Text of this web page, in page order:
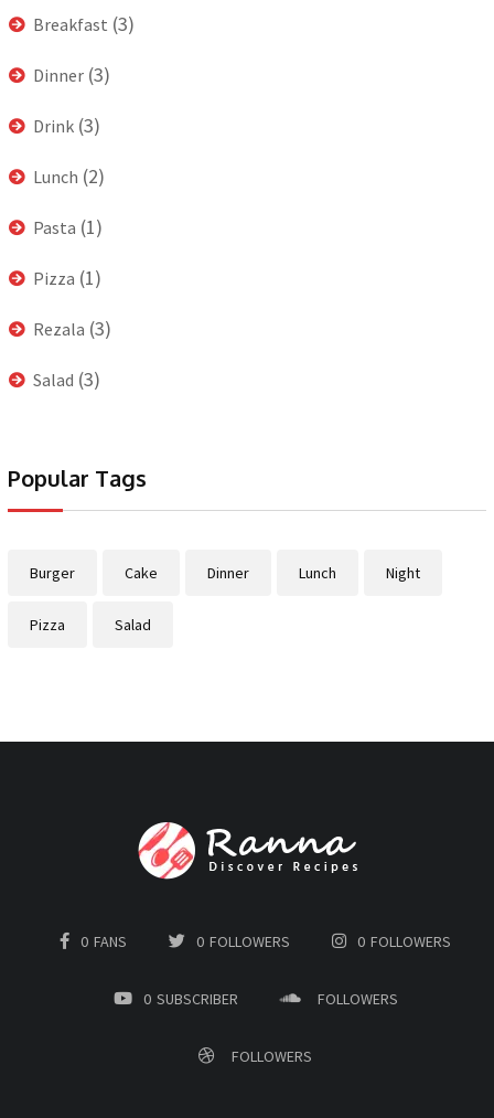
Breakfast (3)
Dinner (3)
Drink (3)
Lunch (2)
Pasta (1)
Pizza (1)
Rezala (3)
Salad (3)
Popular Tags
Burger Cake Dinner Lunch Night
Pizza Salad
0 FANS 0 FOLLOWERS 0 FOLLOWERS
0 SUBSCRIBER FOLLOWERS
FOLLOWERS